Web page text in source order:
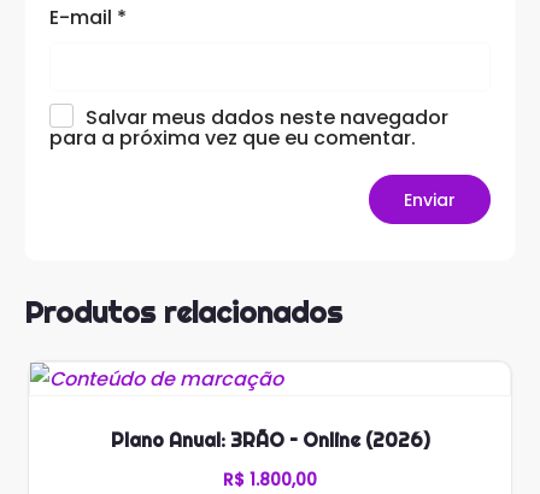
E-mail *
Salvar meus dados neste navegador
para a próxima vez que eu comentar.
Produtos relacionados
Plano Anual: 3RÃO – Online (2026)
R$ 1.800,00